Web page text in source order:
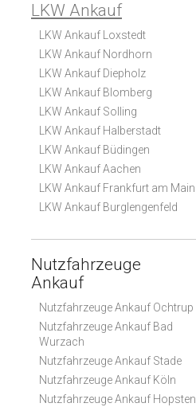
LKW Ankauf
LKW Ankauf Loxstedt
LKW Ankauf Nordhorn
LKW Ankauf Diepholz
LKW Ankauf Blomberg
LKW Ankauf Solling
LKW Ankauf Halberstadt
LKW Ankauf Büdingen
LKW Ankauf Aachen
LKW Ankauf Frankfurt am Main
LKW Ankauf Burglengenfeld
Nutzfahrzeuge
Ankauf
Nutzfahrzeuge Ankauf Ochtrup
Nutzfahrzeuge Ankauf Bad
Wurzach
Nutzfahrzeuge Ankauf Stade
Nutzfahrzeuge Ankauf Köln
Nutzfahrzeuge Ankauf Hopsten